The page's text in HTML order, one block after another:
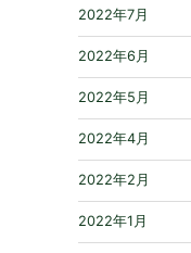
2022年7月
2022年6月
2022年5月
2022年4月
2022年2月
2022年1月